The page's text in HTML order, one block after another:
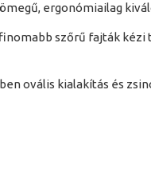
ergonómiailag
szőrű fajták
ovális kialakítás és